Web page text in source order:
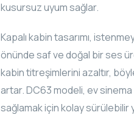
kusursuz uyum sağlar.
Kapalı kabin tasarımı,
önünde saf ve doğal bir ses
kabin titreşimlerini azaltır,
artar. DC63 modeli, ev
sağlamak için kolay sürülebilir